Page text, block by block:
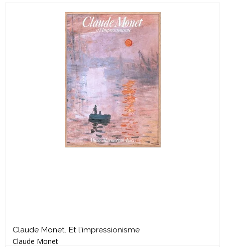
Claude Monet. Et l'impressionisme
Claude Monet